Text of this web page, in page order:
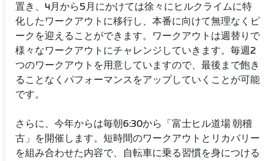
置き、4月から5月にかけては徐々にヒルクライムに特
化したワークアウトに移行し、本番に向けて無理なくピ
ークを迎えることができます。ワークアウトは週替りで
様々なワークアウトにチャレンジしていきます。毎週2
つのワークアウトを用意していますので、最後まで飽き
ることなくパフォーマンスをアップしていくことが可能
です。
さらに、今年からは毎朝6:30から「富士ヒル道場 朝稽
古」を開催します。短時間のワークアウトとリカバリー
を組み合わせた内容で、自転車に乗る習慣を身につける